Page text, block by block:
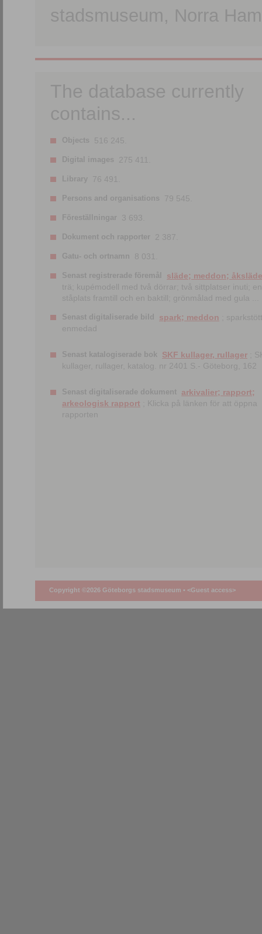
stadsmuseum, Norra
The database currently
contains...
Objects 516 245.
Digital images 275 411.
Library 76 491.
Persons and organisations 79 545.
Föreställningar 3 693.
Dokument och rapporter 2 387.
Gatu- och ortnamn 8 031.
Senast registrerade föremål
släde; meddon; åksläde
trä; kupémodell med två dörrar; två sittplatser inuti; en
ståplats framtill och en baktill; grönmålad med gula ...
Senast digitaliserade bild spark; meddon ;
enmedad
Senast katalogiserade bok SKF kullager, rullager ;
kullager, rullager, katalog. nr 2401 S.- Göteborg, 162
Senast digitaliserade dokument arkivalier; rapport;
arkeologisk rapport ; Klicka på länken för att öppna
rapporten
Copyright ©2026 Göteborgs stadsmuseum • <Guest access>